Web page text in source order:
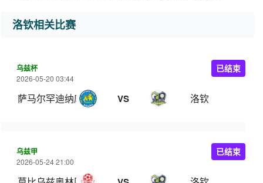
洛钦相关比赛
乌兹杯
2026-05-20 03:44
萨马尔罕迪纳摩 VS 洛钦
已结束
乌兹甲
2026-05-24 21:00
已结束